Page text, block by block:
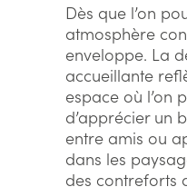
Dès que l’on
atmosphère
enveloppe. La
accueillante
espace où l’on
d’apprécier un
entre amis ou
dans les
des contreforts